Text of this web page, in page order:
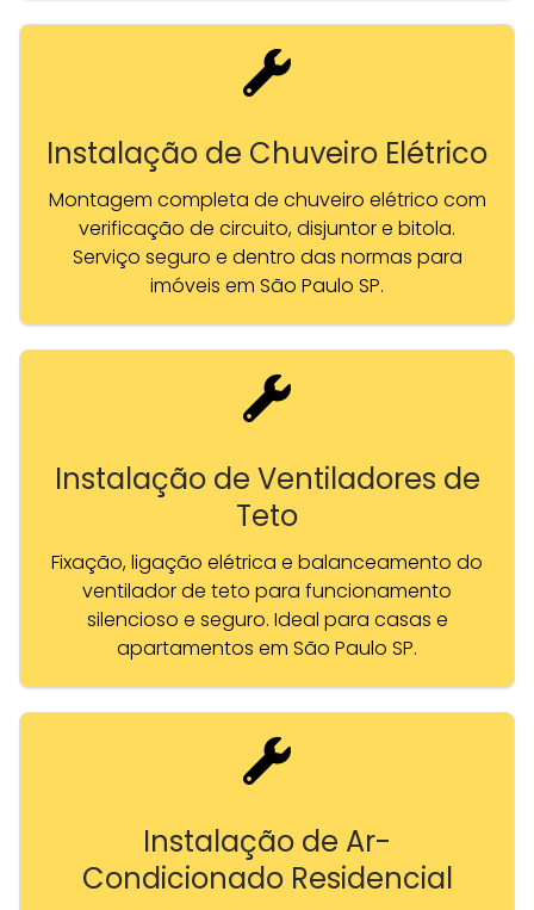
Instalação de Chuveiro Elétrico
Montagem completa de chuveiro elétrico com
verificação de circuito, disjuntor e bitola.
Serviço seguro e dentro das normas para
imóveis em São Paulo SP.
Instalação de Ventiladores de
Teto
Fixação, ligação elétrica e balanceamento do
ventilador de teto para funcionamento
silencioso e seguro. Ideal para casas e
apartamentos em São Paulo SP.
Instalação de Ar-
Condicionado Residencial